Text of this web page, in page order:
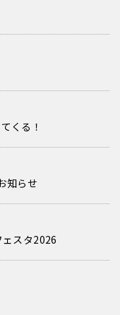
くる！
知らせ
スタ2026